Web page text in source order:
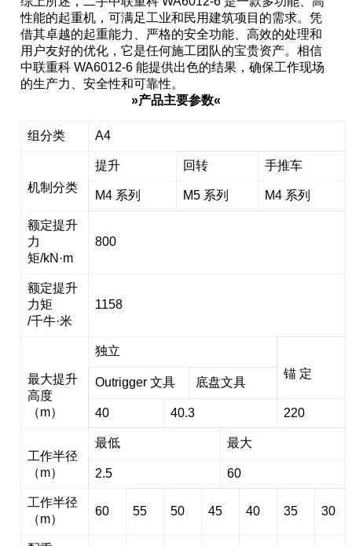
性能的起重机，可满足工业和民用建筑项目的需求。凭
借其卓越的起重能力、严格的安全功能、高效的处理和
用户友好的优化，它是任何施工团队的宝贵资产。相信
中联重科 WA6012-6 能提供出色的结果，确保工作现场
的生产力、安全性和可靠性。
»产品主要参数«
组分类 A4
机制分类
提升 回转 手推车
M4 系列 M5 系列 M4 系列
额定提升
力
矩/kN·m
800
额定提升
力矩
/千牛·米
1158
最大提升
高度
（m）
独立
锚 定
Outrigger 文具 底盘文具
40 40.3 220
工作半径
（m）
最低 最大
2.5 60
工作半径
（m）
60 55 50 45 40 35 30